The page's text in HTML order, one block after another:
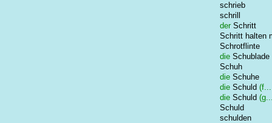
schrieb
schrill
der Schritt
Schritt halten
Schrotflinte
die Schublade
Schuh
die Schuhe
die Schuld
die Schuld
Schuld
schulden